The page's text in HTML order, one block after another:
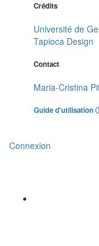
Crédits
Université de
Tapioca Design
Contact
Maria-Cristina
Guide d'utilisation
Connexion